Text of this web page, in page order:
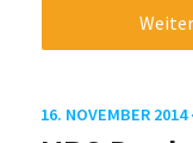
16. NOVEMBER 2014 ·